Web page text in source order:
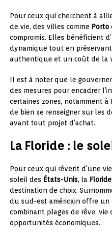
Pour ceux qui cherchent à
de vie, des villes comme Porto
compromis. Elles bénéficient
dynamique tout en
authentique et un coût de la
Il est à noter que le
des mesures pour encadrer
certaines zones, notamment
de bien se renseigner sur les
avant tout projet d’achat.
La Floride : le
Pour ceux qui rêvent d’une
soleil des États-Unis, la Floride
destination de choix.
du sud-est américain offre un
combinant plages de rêve,
opportunités économiques.